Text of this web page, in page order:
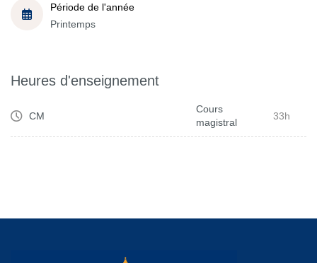
Période de l'année
Printemps
Heures d'enseignement
CM
Cours
magistral
33h